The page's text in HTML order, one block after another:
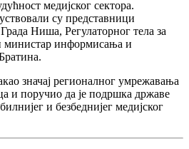
медијског сектора.
су представници
Ниша, Регулаторног тела за
министар информисања и
значај регионалног умрежавања
и поручио да је подршка државе
и безбеднијег медијског